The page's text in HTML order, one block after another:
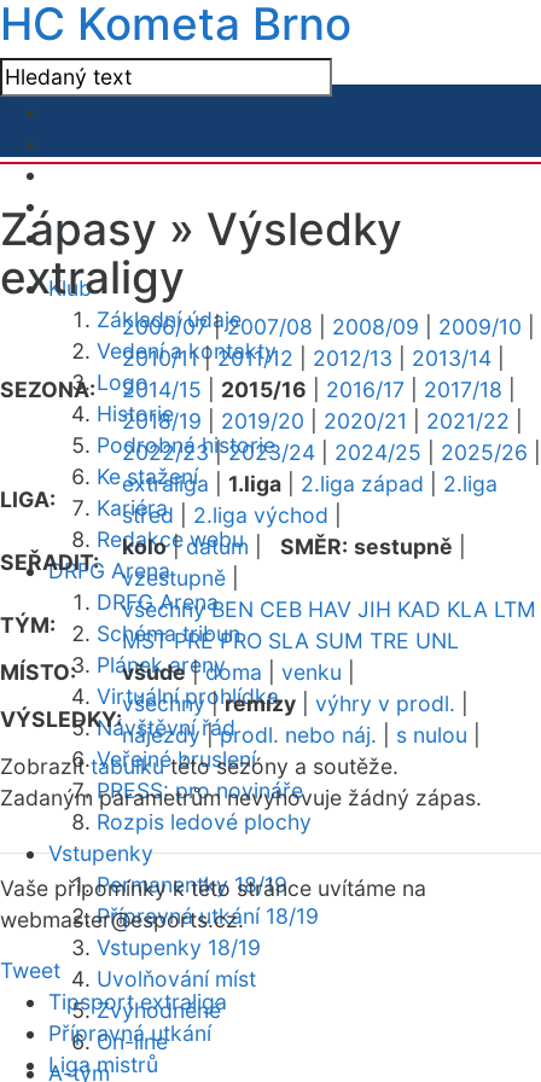
HC Kometa Brno
Klub
Základní údaje
Vedení a kontakty
Logo
Historie
Podrobná historie
Ke stažení
Kariéra
Redakce webu
DRFG Arena
DRFG Arena
Schéma tribun
Plánek areny
Virtuální prohlídka
Návštěvní řád
Veřejné bruslení
PRESS: pro novináře
Rozpis ledové plochy
Vstupenky
Permanentky 18/19
Přípravná utkání 18/19
Vstupenky 18/19
Uvolňování míst
Zvýhodněné
On-line
A-tým
Zápasy » Výsledky
extraligy
SEZONA:
2006/07|2007/08 2008/09 2009/10
2010/11|2011/12 2012/13 2013/14
2014/15
2015/16 2016/17 2017/18
2018/19
2019/20 2020/21 2021/22
2022/23|2023/24 2024/25 2025/26
LIGA:
extraliga 1.liga 2.liga západ
2.liga
střed
2.liga východ
SEŘADIT:
kolo|datum SMĚR: sestupně
vzestupně
TÝM:
všechny BEN CEB HAV JIH KAD KLA LTM
MST PRE PRO SLA SUM TRE UNL
MÍSTO:
všude|doma venku
VÝSLEDKY:
všechny|remízy výhry v prodl.
nájezdy|prodl. nebo náj. s nulou
Zobrazittabulkutéto sezóny a soutěže.
Zadaným parametrům nevyhovuje žádný zápas.
Vaše připomínky k této stránce uvítáme na
webmaster@esports.cz.
Tweet
Tipsport extraliga
Přípravná utkání
Liga mistrů